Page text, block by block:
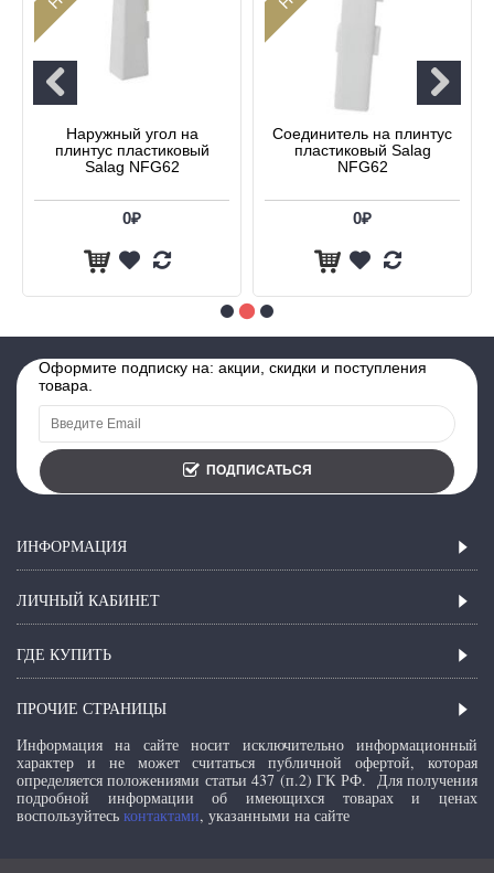
Наружный угол на
плинтус пластиковый
Salag NFG62
0₽
Соединитель на плинтус
пластиковый Salag
NFG62
0₽
Оформите подписку на: акции, скидки и поступления
товара.
ПОДПИСАТЬСЯ
ИНФОРМАЦИЯ
ЛИЧНЫЙ КАБИНЕТ
ГДЕ КУПИТЬ
ПРОЧИЕ СТРАНИЦЫ
Информация на сайте носит исключительно информационный
характер и не может считаться публичной офертой, которая
определяется положениями статьи 437 (п.2) ГК РФ. Для получения
подробной информации об имеющихся товарах и ценах
воспользуйтесь контактами, указанными на сайте